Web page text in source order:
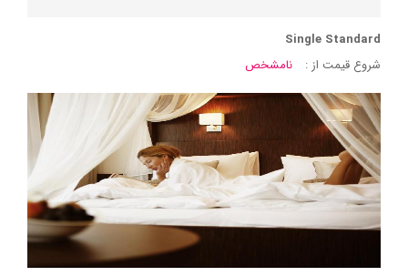
Single Standard
شروع قیمت از :
نامشخص